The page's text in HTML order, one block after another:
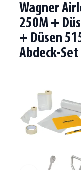
Wagner
250M +
+ Düsen
Abdeck-Set